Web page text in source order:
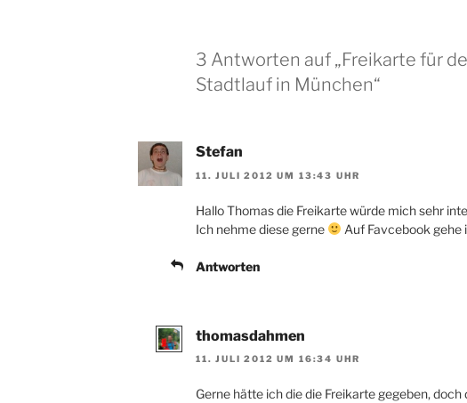
3 Antworten auf „Freikarte für
Stadtlauf in München“
Stefan
11. JULI 2012 UM 13:43 UHR
Hallo Thomas die Freikarte würde mich sehr
Ich nehme diese gerne
Auf Favcebook gehe
Antworten
thomasdahmen
11. JULI 2012 UM 16:34 UHR
Gerne hätte ich die die Freikarte gegeben,